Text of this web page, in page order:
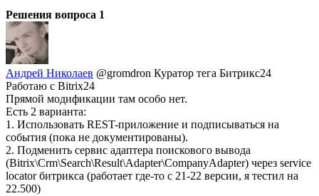
Решения вопроса 1
Андрей Николаев @gromdron Куратор тега Битрикс24
Работаю с Bitrix24
Прямой модификации там особо нет.
Есть 2 варианта:
1. Использовать REST-приложение и подписываться на
события (пока не документированы).
2. Подменить сервис адаптера поискового вывода
(Bitrix\Crm\Search\Result\Adapter\CompanyAdapter) через service
locator битрикса (работает где-то с 21-22 версии, я тестил на
22.500)